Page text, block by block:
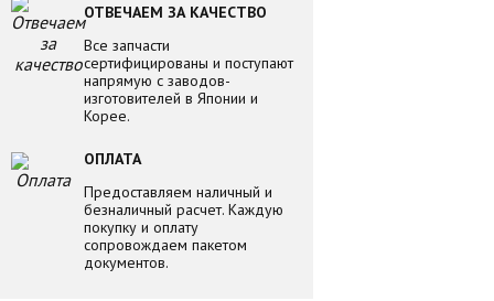
ОТВЕЧАЕМ ЗА КАЧЕСТВО
Все запчасти
сертифицированы и поступают
напрямую с заводов-
изготовителей в Японии и
Корее.
ОПЛАТА
Предоставляем наличный и
безналичный расчет. Каждую
покупку и оплату
сопровождаем пакетом
документов.